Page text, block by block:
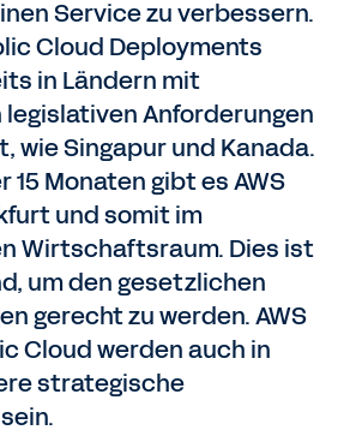
Service zu verbessern.
Cloud Deployments
in Ländern mit
Anforderungen
wie Singapur und Kanada.
15 Monaten gibt es AWS
und somit im
Wirtschaftsraum. Dies ist
um den gesetzlichen
gerecht zu werden. AWS
Cloud werden auch in
strategische